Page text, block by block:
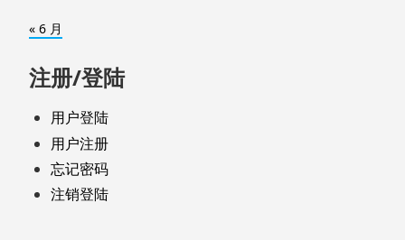
« 6 月
注册/登陆
用户登陆
用户注册
忘记密码
注销登陆